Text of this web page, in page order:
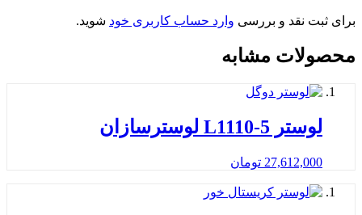
برای ثبت نقد و بررسی وارد حساب کاربری خود شوید.
محصولات مشابه
لوستر L1110-5 لوسترسازان
27,612,000 تومان